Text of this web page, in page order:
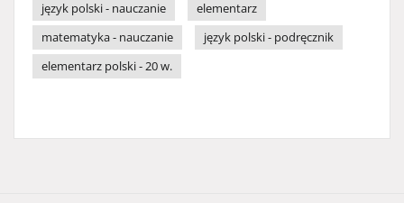
język polski - nauczanie
elementarz
matematyka - nauczanie
język polski - podręcznik
elementarz polski - 20 w.